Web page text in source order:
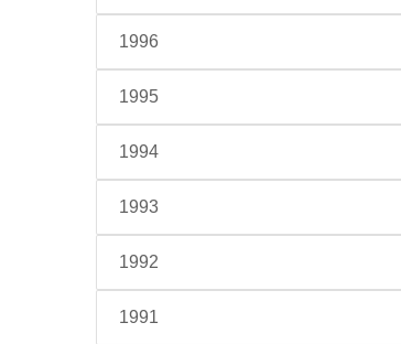
1996
1995
1994
1993
1992
1991